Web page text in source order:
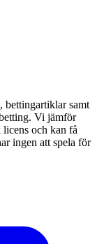
bettingartiklar samt
Vi jämför
licens och kan få
ingen att spela för